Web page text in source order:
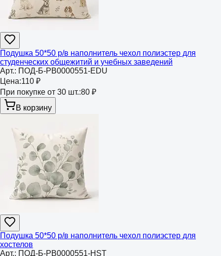
Подушка 50*50 р/в наполнитель чехол полиэстер для
студенческих общежитий и учебных заведений
Арт.: ПОД-Б-РВ0000551-EDU
Цена:110 ₽
При покупке от 30 шт.:80 ₽
В корзину
Подушка 50*50 р/в наполнитель чехол полиэстер для
хостелов
Арт.: ПОД-Б-РВ0000551-HST